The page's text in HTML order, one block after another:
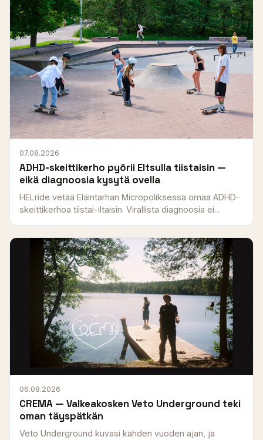
07.08.2026
ADHD-skeittikerho pyörii Eltsulla tiistaisin —
eikä diagnoosia kysytä ovella
HELride vetää Eläintarhan Micropoliksessa omaa ADHD-
skeittikerhoa tiistai-iltaisin. Virallista diagnoosia ei...
06.08.2026
CREMA — Valkeakosken Veto Underground teki
oman täyspätkän
Veto Underground kuvasi kahden vuoden ajan, ja